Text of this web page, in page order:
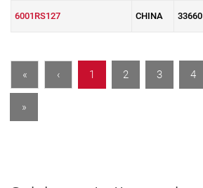
6001RS127 CHINA 33660
« ‹ 1 2 3 4
»